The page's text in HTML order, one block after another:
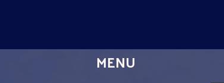
MENU